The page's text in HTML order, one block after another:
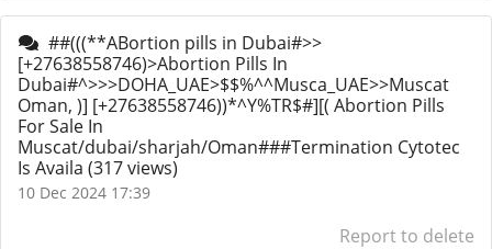
##(((**ABortion pills in Dubai#>>
[+27638558746)>Abortion Pills In
Dubai#^>>>DOHA_UAE>$$%^^Musca_UAE>>Muscat
Oman, )] [+27638558746))*^Y%TR$#][( Abortion Pills
For Sale In
Muscat/dubai/sharjah/Oman###Termination Cytotec
Is Availa (317 views)
10 Dec 2024 17:39
Report to delete